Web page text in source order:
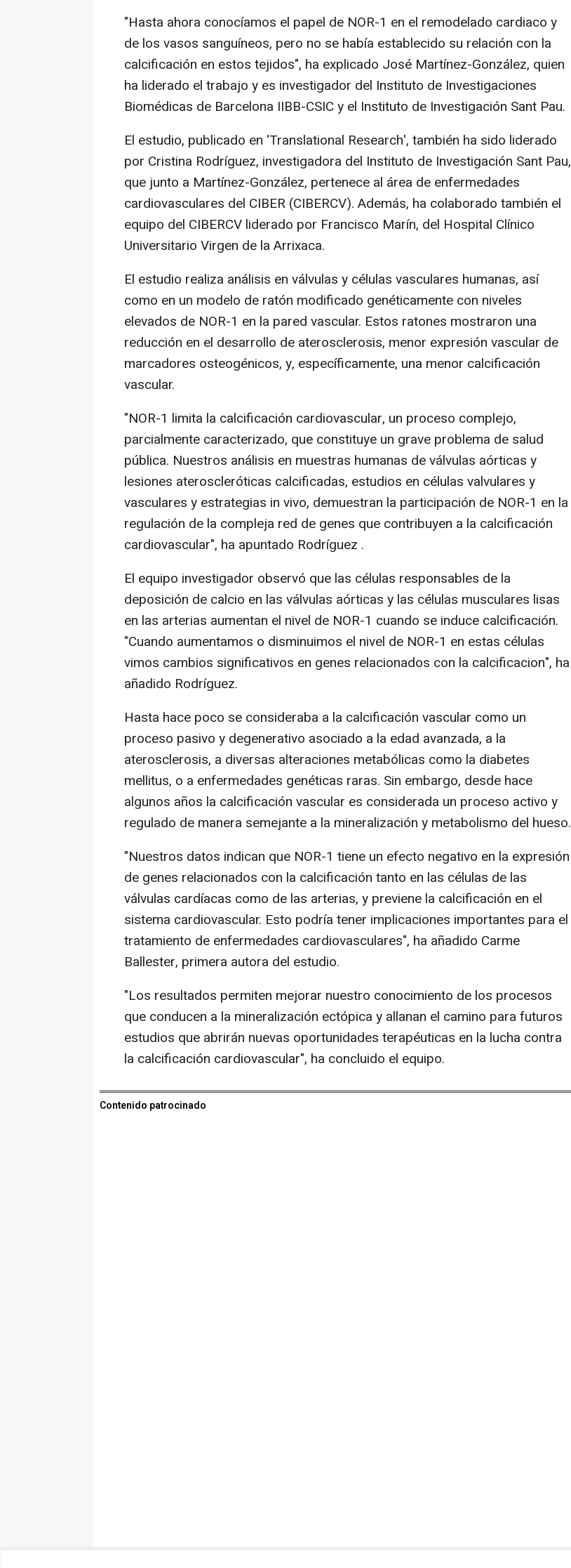
"Hasta ahora conocíamos el papel de NOR-1 en el remodelado cardiaco y
de los vasos sanguíneos, pero no se había establecido su relación con la
calcificación en estos tejidos", ha explicado José Martínez-González, quien
ha liderado el trabajo y es investigador del Instituto de Investigaciones
Biomédicas de Barcelona IIBB-CSIC y el Instituto de Investigación Sant Pau.
El estudio, publicado en 'Translational Research', también ha sido liderado
por Cristina Rodríguez, investigadora del Instituto de Investigación Sant Pau,
que junto a Martínez-González, pertenece al área de enfermedades
cardiovasculares del CIBER (CIBERCV). Además, ha colaborado también el
equipo del CIBERCV liderado por Francisco Marín, del Hospital Clínico
Universitario Virgen de la Arrixaca.
El estudio realiza análisis en válvulas y células vasculares humanas, así
como en un modelo de ratón modificado genéticamente con niveles
elevados de NOR-1 en la pared vascular. Estos ratones mostraron una
reducción en el desarrollo de aterosclerosis, menor expresión vascular de
marcadores osteogénicos, y, específicamente, una menor calcificación
vascular.
"NOR-1 limita la calcificación cardiovascular, un proceso complejo,
parcialmente caracterizado, que constituye un grave problema de salud
pública. Nuestros análisis en muestras humanas de válvulas aórticas y
lesiones ateroscleróticas calcificadas, estudios en células valvulares y
vasculares y estrategias in vivo, demuestran la participación de NOR-1 en la
regulación de la compleja red de genes que contribuyen a la calcificación
cardiovascular", ha apuntado Rodríguez .
El equipo investigador observó que las células responsables de la
deposición de calcio en las válvulas aórticas y las células musculares lisas
en las arterias aumentan el nivel de NOR-1 cuando se induce calcificación.
"Cuando aumentamos o disminuimos el nivel de NOR-1 en estas células
vimos cambios significativos en genes relacionados con la calcificacion", ha
añadido Rodríguez.
Hasta hace poco se consideraba a la calcificación vascular como un
proceso pasivo y degenerativo asociado a la edad avanzada, a la
aterosclerosis, a diversas alteraciones metabólicas como la diabetes
mellitus, o a enfermedades genéticas raras. Sin embargo, desde hace
algunos años la calcificación vascular es considerada un proceso activo y
regulado de manera semejante a la mineralización y metabolismo del hueso.
"Nuestros datos indican que NOR-1 tiene un efecto negativo en la expresión
de genes relacionados con la calcificación tanto en las células de las
válvulas cardíacas como de las arterias, y previene la calcificación en el
sistema cardiovascular. Esto podría tener implicaciones importantes para el
tratamiento de enfermedades cardiovasculares", ha añadido Carme
Ballester, primera autora del estudio.
"Los resultados permiten mejorar nuestro conocimiento de los procesos
que conducen a la mineralización ectópica y allanan el camino para futuros
estudios que abrirán nuevas oportunidades terapéuticas en la lucha contra
la calcificación cardiovascular", ha concluido el equipo.
Contenido patrocinado